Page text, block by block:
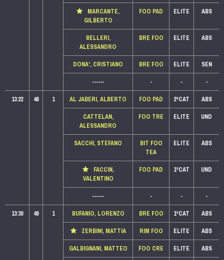
MARCANTE,
GILBERTO
FOO PAD ELITE ABS
BELLERI,
ALESSANDRO
BRE FOO ELITE ABS
DONA', CRISTIANO BRE FOO ELITE
SEN
------
- -
-
13:22
48 1 AL JABERI, ALBERTO FOO PAD 2ªCAT
ABS
CATTELAN,
ALESSANDRO
FOO TRE ELITE UND
SACCHI, STEFANO
BIT FOO
TEA
ELITE ABS
FACCIN,
VALENTINO
FOO PAD 1ªCAT UND
------ - -
-
13:30
49 1 BUFANIO, LORENZO BRE FOO 1ªCAT
ABS
ZERBINI, MATTIA
RIM FOO ELITE
ABS
GALBIGNANI, MATTEO
FOO CRE ELITE
ABS